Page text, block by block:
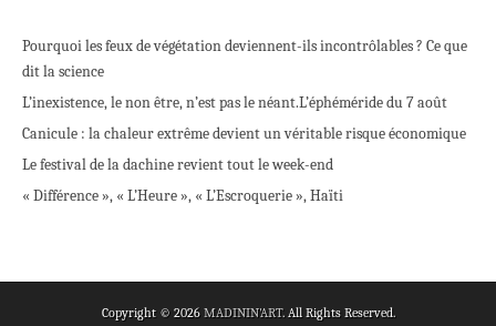
Pourquoi les feux de végétation deviennent-ils incontrôlables ? Ce que
dit la science
L’inexistence, le non être, n’est pas le néant.L’éphéméride du 7 août
Canicule : la chaleur extrême devient un véritable risque économique
Le festival de la dachine revient tout le week-end
« Différence », « L’Heure », « L’Escroquerie », Haïti
Copyright © 2026 MADININ'ART. All Rights Reserved.